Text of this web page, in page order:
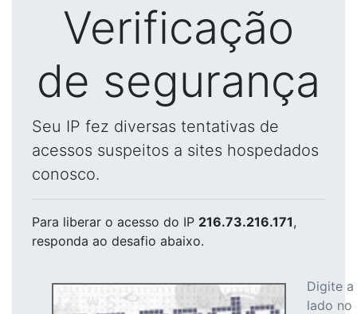
Verificação
de segurança
Seu IP fez diversas tentativas de
acessos suspeitos a sites hospedados
conosco.
Para liberar o acesso do IP 216.73.216.171,
responda ao desafio abaixo.
Digite
lado no